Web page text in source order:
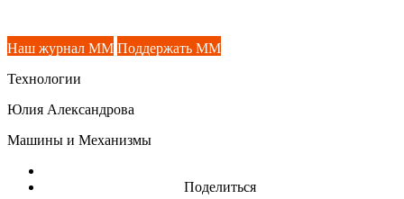
Наш журнал ММ Поддержать ММ
Технологии
Юлия Александрова
Машины и Механизмы
Поделиться